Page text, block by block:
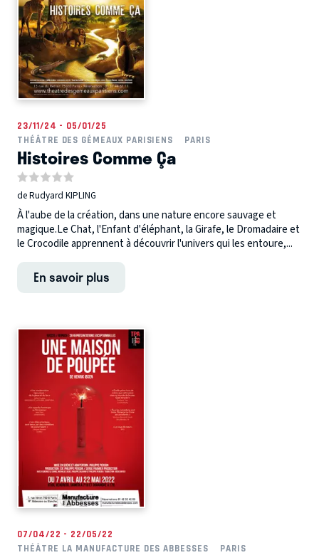
23/11/24 - 05/01/25
THÉÂTRE DES GÉMEAUX PARISIENS
PARIS
Histoires Comme Ça
de Rudyard KIPLING
À l'aube de la création, dans une nature encore sauvage et
magique. ​ Le Chat, l'Enfant d'éléphant, la Girafe, le Dromadaire et
le Crocodile apprennent à découvrir l'univers qui les entoure,...
En savoir plus
07/04/22 - 22/05/22
THÉÂTRE LA MANUFACTURE DES ABBESSES
PARIS